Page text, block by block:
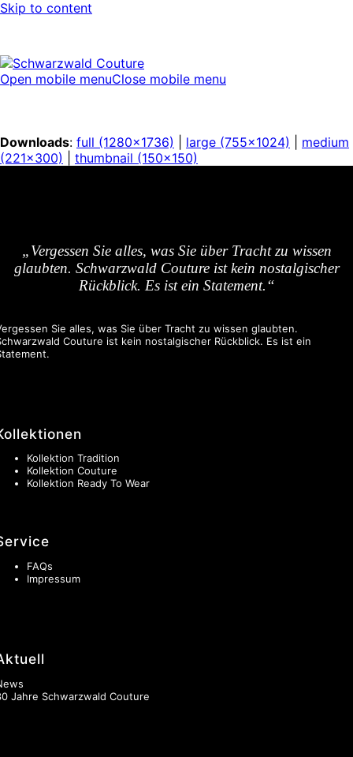
Skip to content
Open mobile menuClose mobile menu
Downloads: full (1280x1736) large (755x1024)
medium
(221x300)
thumbnail (150x150)
„Vergessen Sie alles, was Sie über Tracht zu wissen
glaubten. Schwarzwald Couture ist kein nostalgischer
Rückblick. Es ist ein Statement.“
Sie alles, was Sie über Tracht zu wissen glaubten.
Couture ist kein nostalgischer Rückblick. Es ist ein
Kollektion Tradition
Kollektion Couture
Kollektion Ready To Wear
FAQs
Impressum
Jahre Schwarzwald Couture